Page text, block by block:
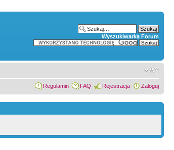
Wyszukiwarka Forum
Regulamin FAQ Rejestracja Zaloguj